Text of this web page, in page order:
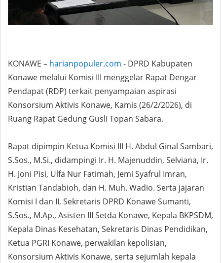
KONAWE – harianpopuler.com - DPRD Kabupaten
Konawe melalui Komisi III menggelar Rapat Dengar
Pendapat (RDP) terkait penyampaian aspirasi
Konsorsium Aktivis Konawe, Kamis (26/2/2026), di
Ruang Rapat Gedung Gusli Topan Sabara.
Rapat dipimpin Ketua Komisi III H. Abdul Ginal Sambari,
S.Sos., M.Si., didampingi Ir. H. Majenuddin, Selviana, Ir.
H. Joni Pisi, Ulfa Nur Fatimah, Jemi Syafrul Imran,
Kristian Tandabioh, dan H. Muh. Wadio. Serta jajaran
Komisi I dan II, Sekretaris DPRD Konawe Sumanti,
S.Sos., M.Ap., Asisten III Setda Konawe, Kepala BKPSDM,
Kepala Dinas Kesehatan, Sekretaris Dinas Pendidikan,
Ketua PGRI Konawe, perwakilan kepolisian,
Konsorsium Aktivis Konawe, serta sejumlah kepala